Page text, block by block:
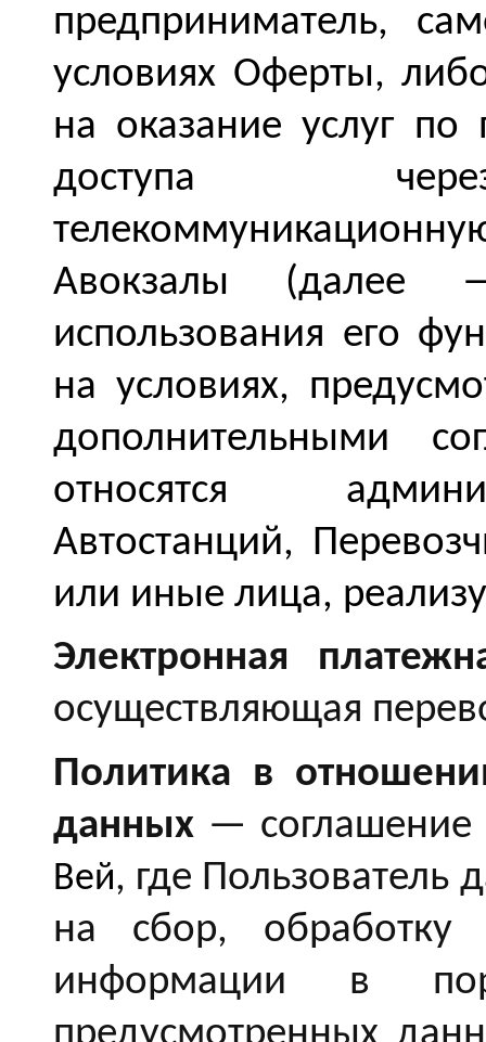
предприниматель,
условиях Оферты,
на оказание услуг по
доступа
Авокзалы (далее
использования его
на условиях,
дополнительными
относятся
Автостанций,
или иные лица,
Электронная
осуществляющая
Политика в
данных —
Вей, где Пользователь
на сбор, обработку
информации в